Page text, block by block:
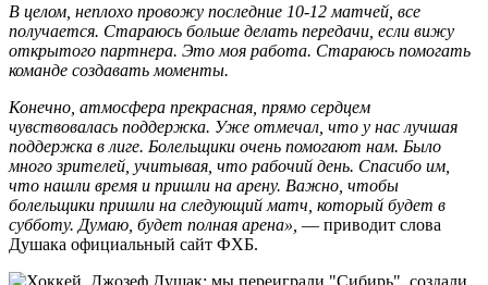
В целом, неплохо провожу последние 10-12 матчей, все
получается. Стараюсь больше делать передачи, если вижу
открытого партнера. Это моя работа. Стараюсь помогать
команде создавать моменты.
Конечно, атмосфера прекрасная, прямо сердцем
чувствовалась поддержка. Уже отмечал, что у нас лучшая
поддержка в лиге. Болельщики очень помогают нам. Было
много зрителей, учитывая, что рабочий день. Спасибо им,
что нашли время и пришли на арену. Важно, чтобы
болельщики пришли на следующий матч, который будет в
субботу. Думаю, будет полная арена», — приводит слова
Душака официальный сайт ФХБ.